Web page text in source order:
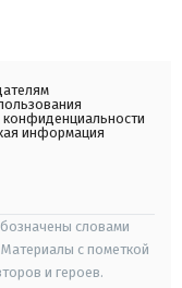
конфиденциальности
информация
словами
с пометкой
и героев.